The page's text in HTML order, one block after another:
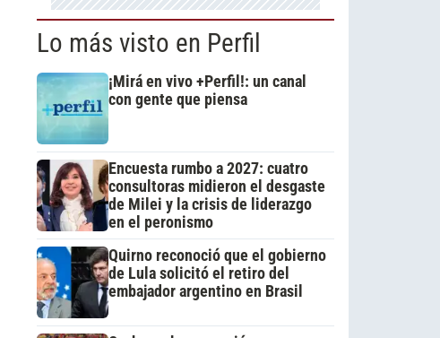
Lo más visto en Perfil
¡Mirá en vivo +Perfil!: un canal
con gente que piensa
Encuesta rumbo a 2027: cuatro
consultoras midieron el desgaste
de Milei y la crisis de liderazgo
en el peronismo
Quirno reconoció que el gobierno
de Lula solicitó el retiro del
embajador argentino en Brasil